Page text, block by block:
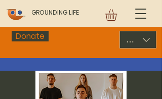
GROUNDING LIFE
Donate USD ($)